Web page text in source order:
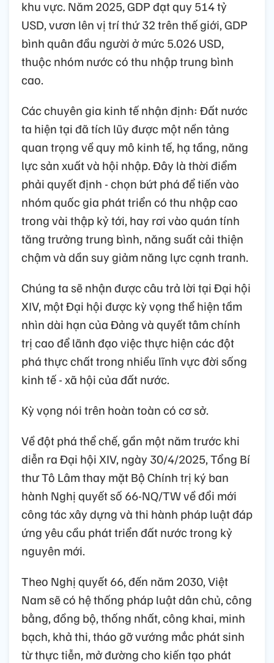
khu vực. Năm 2025, GDP đạt quy 514 tỷ
USD, vươn lên vị trí thứ 32 trên thế giới, GDP
bình quân đầu người ở mức 5.026 USD,
thuộc nhóm nước có thu nhập trung bình
cao.
Các chuyên gia kinh tế nhận định: Đất nước
ta hiện tại đã tích lũy được một nền tảng
quan trọng về quy mô kinh tế, hạ tầng, năng
lực sản xuất và hội nhập. Đây là thời điểm
phải quyết định - chọn bứt phá để tiến vào
nhóm quốc gia phát triển có thu nhập cao
trong vài thập kỷ tới, hay rơi vào quán tính
tăng trưởng trung bình, năng suất cải thiện
chậm và dần suy giảm năng lực cạnh tranh.
Chúng ta sẽ nhận được câu trả lời tại Đại hội
XIV, một Đại hội được kỳ vọng thể hiện tầm
nhìn dài hạn của Đảng và quyết tâm chính
trị cao để lãnh đạo việc thực hiện các đột
phá thực chất trong nhiều lĩnh vực đời sống
kinh tế - xã hội của đất nước.
Kỳ vọng nói trên hoàn toàn có cơ sở.
Về đột phá thể chế, gần một năm trước khi
diễn ra Đại hội XIV, ngày 30/4/2025, Tổng Bí
thư Tô Lâm thay mặt Bộ Chính trị ký ban
hành Nghị quyết số 66-NQ/TW về đổi mới
công tác xây dựng và thi hành pháp luật đáp
ứng yêu cầu phát triển đất nước trong kỷ
nguyên mới.
Theo Nghị quyết 66, đến năm 2030, Việt
Nam sẽ có hệ thống pháp luật dân chủ, công
bằng, đồng bộ, thống nhất, công khai, minh
bạch, khả thi, tháo gỡ vướng mắc phát sinh
từ thực tiễn, mở đường cho kiến tạo phát